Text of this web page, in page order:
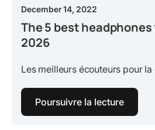
December 14, 2022
The 5 best
2026
Les meilleurs écouteurs pour
Poursuivre la lecture